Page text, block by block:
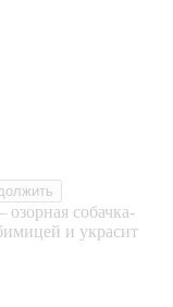
собачка-
и украсит